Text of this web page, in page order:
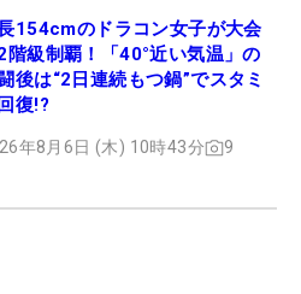
154cmのドラコン女子が大会
階級制覇！「40°近い気温」の
後は“2日連続もつ鍋”でスタミ
復!?
年8月6日 (木) 10時43分 9